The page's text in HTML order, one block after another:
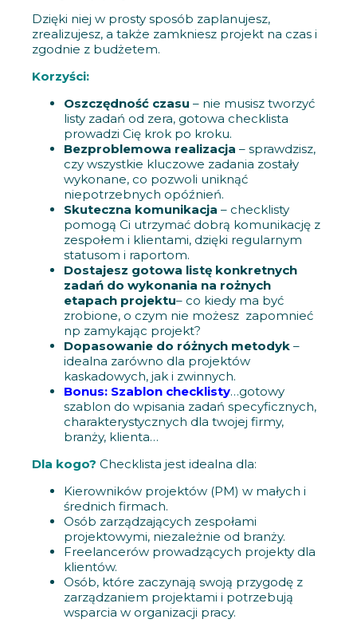
Dzięki niej w prosty sposób zaplanujesz,
zrealizujesz, a także zamkniesz projekt na czas i
zgodnie z budżetem.
Korzyści:
Oszczędność czasu – nie musisz tworzyć
listy zadań od zera, gotowa checklista
prowadzi Cię krok po kroku.
Bezproblemowa realizacja – sprawdzisz,
czy wszystkie kluczowe zadania zostały
wykonane, co pozwoli uniknąć
niepotrzebnych opóźnień.
Skuteczna komunikacja – checklisty
pomogą Ci utrzymać dobrą komunikację z
zespołem i klientami, dzięki regularnym
statusom i raportom.
Dostajesz gotowa listę konkretnych
zadań do wykonania na rożnych
etapach projektu– co kiedy ma być
zrobione, o czym nie możesz zapomnieć
np zamykając projekt?
Dopasowanie do różnych metodyk –
idealna zarówno dla projektów
kaskadowych, jak i zwinnych.
Bonus: Szablon checklisty…gotowy
szablon do wpisania zadań specyficznych,
charakterystycznych dla twojej firmy,
branży, klienta…
Dla kogo? Checklista jest idealna dla:
Kierowników projektów (PM) w małych i
średnich firmach.
Osób zarządzających zespołami
projektowymi, niezależnie od branży.
Freelancerów prowadzących projekty dla
klientów.
Osób, które zaczynają swoją przygodę z
zarządzaniem projektami i potrzebują
wsparcia w organizacji pracy.